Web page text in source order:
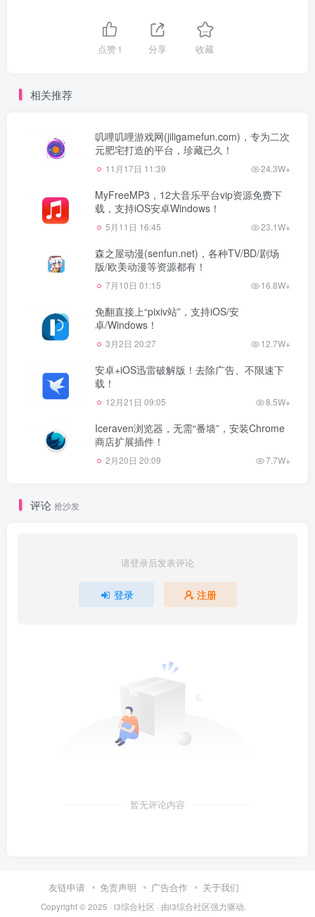
点赞1 分享 收藏
相关推荐
叽哩叽哩游戏网(jiligamefun.com)，专为二次
元肥宅打造的平台，珍藏已久！
11月17日 11:39 24.3W+
MyFreeMP3，12大音乐平台vip资源免费下
载，支持iOS安卓Windows！
5月11日 16:45 23.1W+
森之屋动漫(senfun.net)，各种TV/BD/剧场
版/欧美动漫等资源都有！
7月10日 01:15 16.8W+
免翻直接上“pixiv站”，支持iOS/安
卓/Windows！
3月2日 20:27 12.7W+
安卓+iOS迅雷破解版！去除广告、不限速下
载！
12月21日 09:05 8.5W+
Iceraven浏览器，无需“番墙”，安装Chrome
商店扩展插件！
2月20日 20:09 7.7W+
评论 抢沙发
请登录后发表评论
登录 注册
暂无评论内容
友链申请 免责声明 广告合作 关于我们
Copyright © 2025 · i3综合社区 · 由i3综合社区强力驱动.